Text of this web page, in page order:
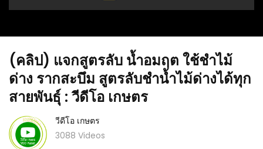
อก เร่ง
ร็วแรง
(คลิป) ฮอร์โมนทำเอง สูตรเร่งโต! ทำจากปลี
กล้วย ช่วยขยายเซลล์พืชทำให้พืชผักโตไวกว่า
(คลิป) แจกสูตรลับ น้ำอมฤต ใช้ชำไม้
ด่าง รากสะบึม สูตรลับชำน้ำไม้ด่างได้ทุก
สายพันธุ์ : วีดีโอ เกษตร
วีดีโอ เกษตร
3088 Videos